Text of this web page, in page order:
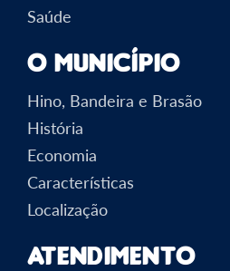
Saúde
O Município
Hino, Bandeira e Brasão
História
Economia
Características
Localização
Atendimento